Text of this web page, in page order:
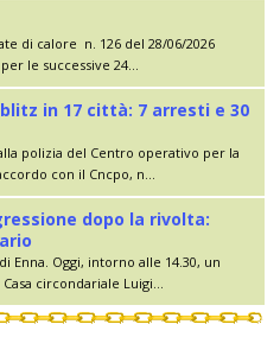
di calore n. 126 del 28/06/2026
le successive 24...
in 17 città: 7 arresti e 30
polizia del Centro operativo per la
con il Cncpo, n...
dopo la rivolta:
Enna. Oggi, intorno alle 14.30, un
circondariale Luigi...